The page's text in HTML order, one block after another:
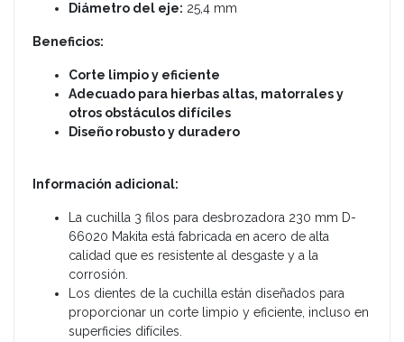
Diámetro del eje: 25,4 mm
Beneficios:
Corte limpio y eficiente
Adecuado para hierbas altas, matorrales y
otros obstáculos difíciles
Diseño robusto y duradero
Información adicional:
La cuchilla 3 filos para desbrozadora 230 mm D-
66020 Makita está fabricada en acero de alta
calidad que es resistente al desgaste y a la
corrosión.
Los dientes de la cuchilla están diseñados para
proporcionar un corte limpio y eficiente, incluso en
superficies difíciles.